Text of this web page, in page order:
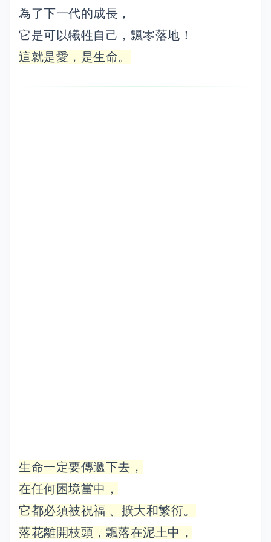
為了下一代的成長，
它是可以犧牲自己，飄零落地！
這就是愛，是生命。
生命一定要傳遞下去，
在任何困境當中，
它都必須被祝福 、擴大和繁衍。
落花離開枝頭，飄落在泥土中，